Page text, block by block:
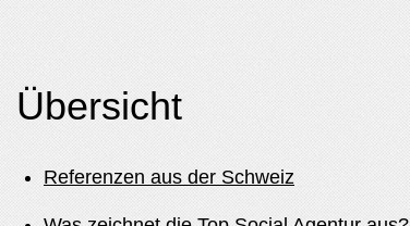
Übersicht
Referenzen aus der Schweiz